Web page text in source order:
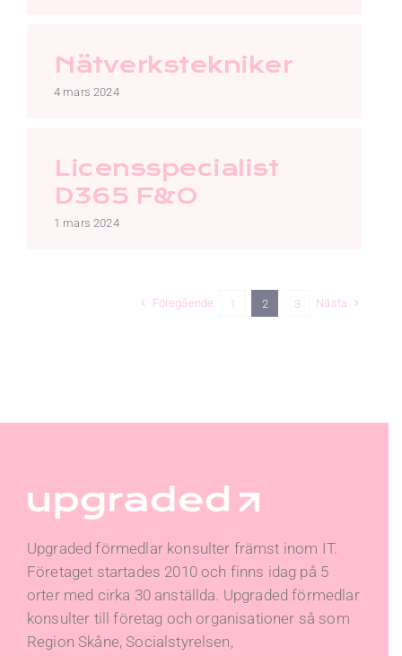
Nätverkstekniker
4 mars 2024
Licensspecialist
D365 F&O
1 mars 2024
Föregående 1 2 3 Nästa
Upgraded förmedlar konsulter främst inom IT.
Företaget startades 2010 och finns idag på 5
orter med cirka 30 anställda. Upgraded förmedlar
konsulter till företag och organisationer så som
Region Skåne, Socialstyrelsen,